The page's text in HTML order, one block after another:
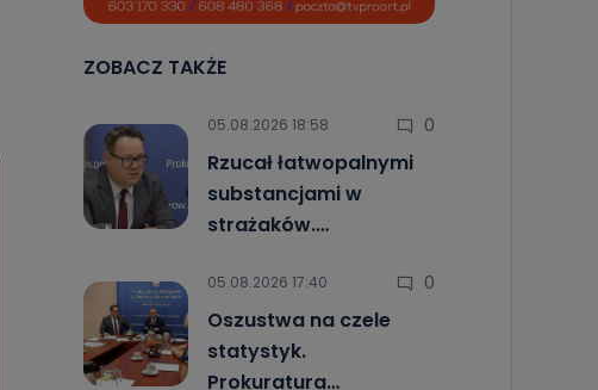
ZOBACZ TAKŻE
05.08.2026 18:58 0
Rzucał łatwopalnymi
substancjami w
strażaków.…
05.08.2026 17:40 0
Oszustwa na czele
statystyk.
Prokuratura…